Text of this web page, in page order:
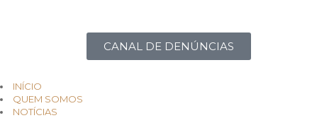
CANAL DE DENÚNCIAS
INÍCIO
QUEM SOMOS
NOTÍCIAS